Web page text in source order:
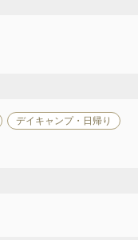
デイキャンプ・日帰り